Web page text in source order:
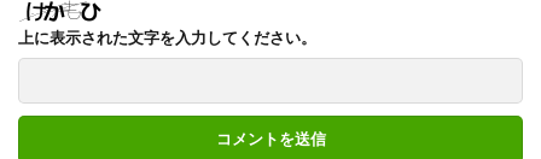
上に表示された文字を入力してください。